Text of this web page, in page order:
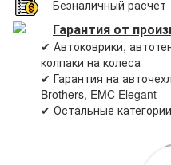
Безналичный расчет
Гарантия от
✔ Автоковрики,
колпаки на колеса
✔ Гарантия на
Brothers, EMC Elegant
✔ Остальные